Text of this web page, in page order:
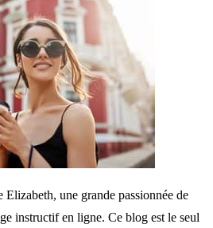
Elizabeth, une grande passionnée de
instructif en ligne. Ce blog est le seul